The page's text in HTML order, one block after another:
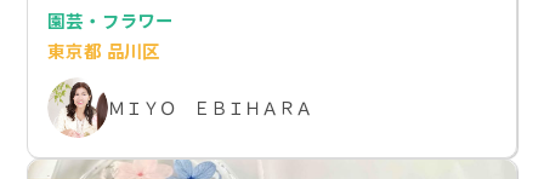
園芸・フラワー
東京都 品川区
ＭＩＹＯ ＥＢＩＨＡＲＡ